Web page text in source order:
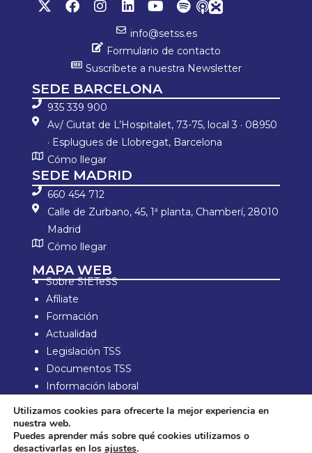
info@setss.es
Formulario de contacto
Suscríbete a nuestra Newsletter
SEDE BARCELONA
935 339 900
Av/ Ciutat de L’Hospitalet, 73-75, local 3 · 08950
· Esplugues de Llobregat, Barcelona
Cómo llegar
SEDE MADRID
660 454 712
Calle de Zurbano, 45, 1ª planta, Chamberí, 28010
Madrid
Cómo llegar
MAPA WEB
Sobre SIETeSS
Afíliate
Formación
Actualidad
Legislación TSS
Documentos TSS
Información laboral
Aviso Legal y política de privacidad
Política de compra y devolución
Utilizamos cookies para ofrecerte la mejor experiencia en
nuestra web.
Puedes aprender más sobre qué cookies utilizamos o
desactivarlas en los ajustes.